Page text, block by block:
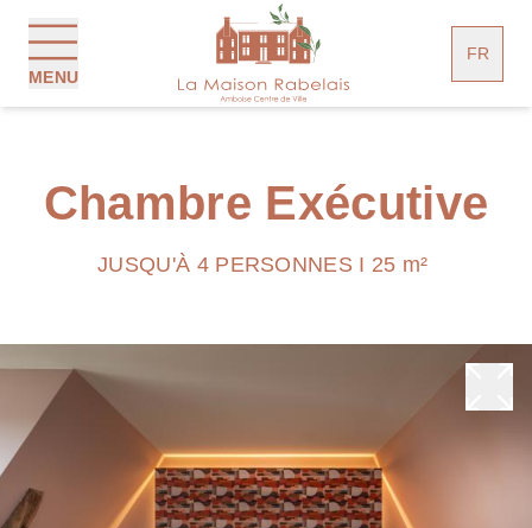
MENU
FR
Chambre Exécutive
JUSQU'À 4 PERSONNES I 25 m²